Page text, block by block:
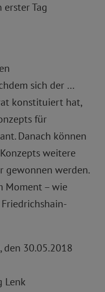
Tag
sich der …
konstituiert hat,
für
Danach können
weitere
gewonnen werden.
Moment – wie
den 30.05.2018
Lenk